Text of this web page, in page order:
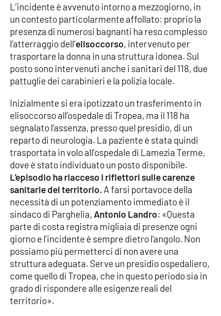
Politica
Sanità
Società
Sport
RUBRICHE
Good Morning Vietnam
Parchi Marini Calabria
Leggendo Alvaro insieme
Imprese Di Calabria
Le perfidie di Antonella Grippo
Venti di comunicazione
L’incidente è avvenuto intorno a mezzogiorno, in
un contesto particolarmente affollato: proprio la
presenza di numerosi bagnanti ha reso complesso
l’atterraggio dell’elisoccorso, intervenuto per
trasportare la donna in una struttura idonea. Sul
posto sono intervenuti anche i sanitari del 118, due
pattuglie dei carabinieri e la polizia locale.
Inizialmente si era ipotizzato un trasferimento in
elisoccorso all’ospedale di Tropea, ma il 118 ha
segnalato l’assenza, presso quel presidio, di un
reparto di neurologia. La paziente è stata quindi
trasportata in volo all’ospedale di Lamezia Terme,
dove è stato individuato un posto disponibile.
L’episodio ha riacceso i riflettori sulle carenze
sanitarie del territorio. A farsi portavoce della
necessità di un potenziamento immediato è il
sindaco di Parghelia, Antonio Landro: «Questa
parte di costa registra migliaia di presenze ogni
giorno e l’incidente è sempre dietro l’angolo. Non
possiamo più permetterci di non avere una
struttura adeguata. Serve un presidio ospedaliero,
come quello di Tropea, che in questo periodo sia in
grado di rispondere alle esigenze reali del
territorio».